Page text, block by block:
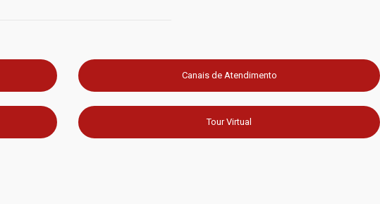
Canais de Atendimento
Tour Virtual